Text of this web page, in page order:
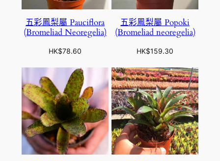
五彩鳳梨屬 Pauciflora
(Bromeliad Neoregelia)
HK$78.60
五彩鳳梨屬 Popoki
(Bromeliad neoregelia)
HK$159.30